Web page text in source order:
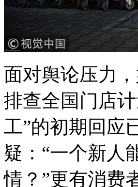
面对舆论压力
排查全国门店
工”的初期回应
疑：“一个新人
情？”更有消费